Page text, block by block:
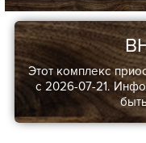
Этот комплекс
с 2026-07-21.